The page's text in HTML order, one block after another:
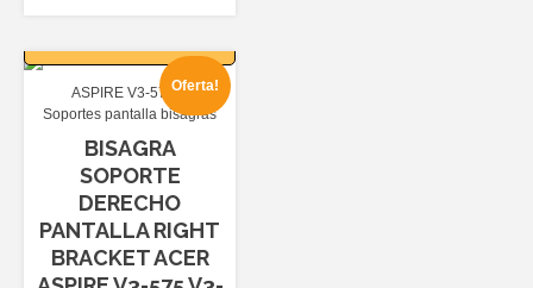
era:
7,20€.
6,99€.
Oferta!
ASPIRE V3-575
Soportes pantalla bisagras
BISAGRA
SOPORTE
DERECHO
PANTALLA RIGHT
BRACKET ACER